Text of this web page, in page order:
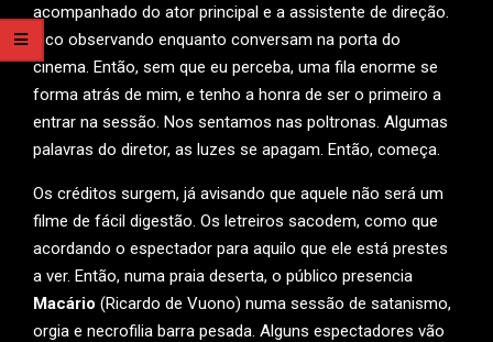
acompanhado do ator principal e a assistente de direção.
Fico observando enquanto conversam na porta do
cinema. Então, sem que eu perceba, uma fila enorme se
forma atrás de mim, e tenho a honra de ser o primeiro a
entrar na sessão. Nos sentamos nas poltronas. Algumas
palavras do diretor, as luzes se apagam. Então, começa.
Os créditos surgem, já avisando que aquele não será um
filme de fácil digestão. Os letreiros sacodem, como que
acordando o espectador para aquilo que ele está prestes
a ver. Então, numa praia deserta, o público presencia
Macário (Ricardo de Vuono) numa sessão de satanismo,
orgia e necrofilia barra pesada. Alguns espectadores vão